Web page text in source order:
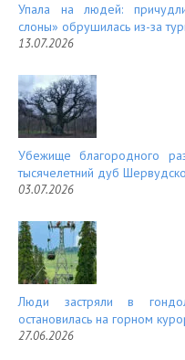
Упала на людей:
слоны» обрушилась из-за
13.07.2026
Убежище благородного
тысячелетний дуб
03.07.2026
Люди застряли в
остановилась на горном
27.06.2026